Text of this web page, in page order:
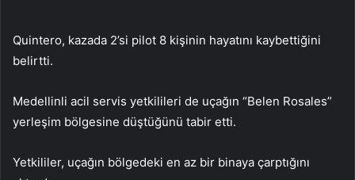
Quintero, kazada 2’si pilot 8 kişinin hayatını kaybettiğini
belirtti.
Medellinli acil servis yetkilileri de uçağın “Belen Rosales”
yerleşim bölgesine düştüğünü tabir etti.
Yetkililer, uçağın bölgedeki en az bir binaya çarptığını